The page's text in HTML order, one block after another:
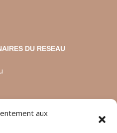
aux
DU RESEAU